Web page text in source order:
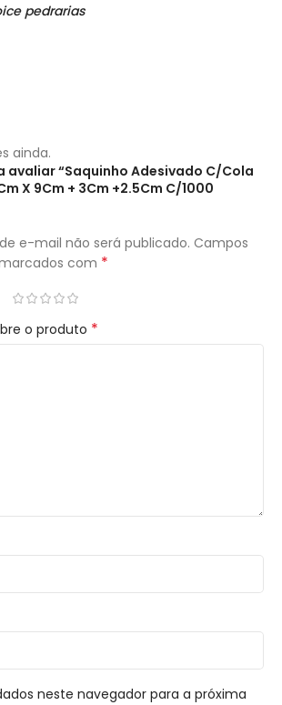
pedrarias
ainda.
avaliar “Saquinho Adesivado C/Cola
X 9Cm + 3Cm +2.5Cm C/1000
e-mail não será publicado. Campos
com *
o produto *
neste navegador para a próxima